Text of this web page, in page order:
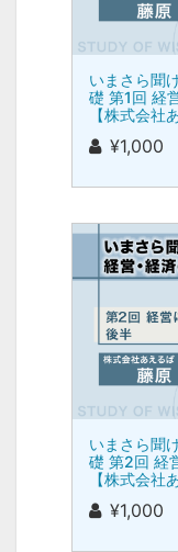
いまさら聞
礎 第1回 経
【株式会社
¥1,000
いまさら聞
礎 第2回 経
【株式会社
¥1,000